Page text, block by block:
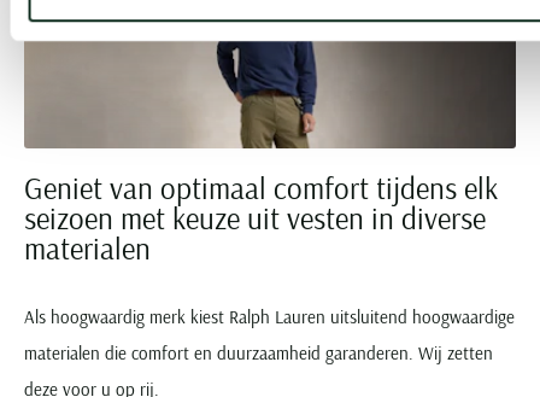
Geniet van optimaal comfort tijdens elk
seizoen met keuze uit vesten in diverse
materialen
Als hoogwaardig merk kiest Ralph Lauren uitsluitend hoogwaardige
materialen die comfort en duurzaamheid garanderen. Wij zetten
deze voor u op rij.